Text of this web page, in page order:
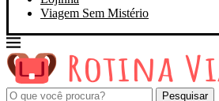
Viagem Sem Mistério
Pesquisar